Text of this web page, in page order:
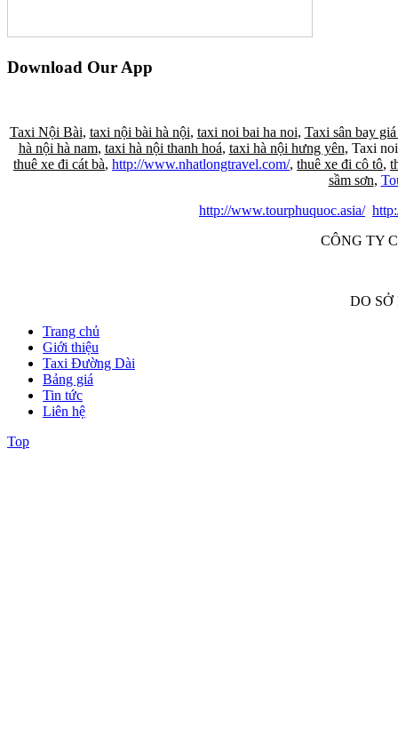
Download Our App
Taxi Nội Bài, taxi nội bài hà nội, taxi noi bai ha noi, Taxi sân bay giá
hà nội hà nam, taxi hà nội thanh hoá, taxi hà nội hưng yên, Taxi
thuê xe đi cát bà, http://www.nhatlongtravel.com/, thuê xe đi cô tô,
sầm sơn,
http://www.tourphuquoc.asia/
CÔNG TY
DO
Trang chủ
Giới thiệu
Taxi Đường Dài
Bảng giá
Tin tức
Liên hệ
Top